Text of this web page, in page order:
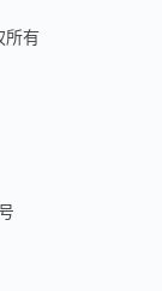
所有